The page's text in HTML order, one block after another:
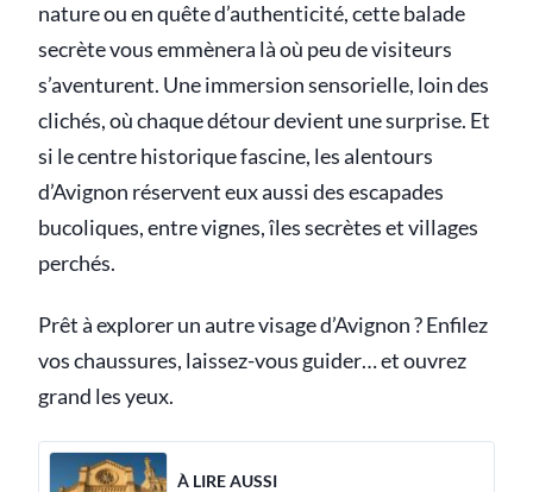
nature ou en quête d’authenticité, cette balade
secrète vous emmènera là où peu de visiteurs
s’aventurent. Une immersion sensorielle, loin des
clichés, où chaque détour devient une surprise. Et
si le centre historique fascine, les alentours
d’Avignon réservent eux aussi des escapades
bucoliques, entre vignes, îles secrètes et villages
perchés.
Prêt à explorer un autre visage d’Avignon ? Enfilez
vos chaussures, laissez-vous guider… et ouvrez
grand les yeux.
À LIRE AUSSI